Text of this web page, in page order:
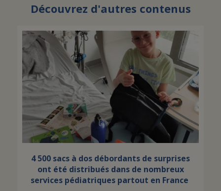
Découvrez d'autres contenus
4 500 sacs à dos débordants de surprises
ont été distribués dans de nombreux
services pédiatriques partout en France